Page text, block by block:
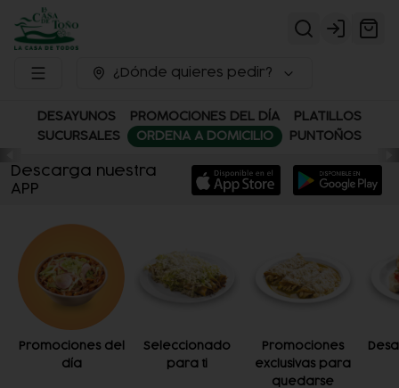
Login
¿Dónde quieres pedir?
DESAYUNOS PROMOCIONES DEL DÍA
PLATILLOS
SUCURSALES
ORDENA A DOMICILIO PUNTOÑOS
Descarga nuestra
APP
Promociones del
día
Seleccionado
para ti
Promociones
exclusivas para
quedarse